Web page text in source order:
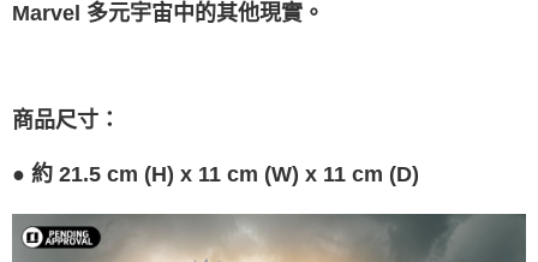
１．透過由恩沛科技股份有限公司提供之「AFTEE先享後付」服務完成之交
３．未成年的使用者請事先徵得法定代理人或監護人之同意方可使用
任。
４．使用「AFTEE先享後付」時，將依據個別帳號之用戶狀況，依本公司即
請求用戶進行身份認證。
５．嚴禁一人註冊多個帳號或使用他人資訊註冊。若發現惡意使用之情形，
Marvel 多元宇宙中的其他現實。
商品尺寸 ：
● 約 21.5 cm (H) x 11 cm (W) x 11 cm (D)